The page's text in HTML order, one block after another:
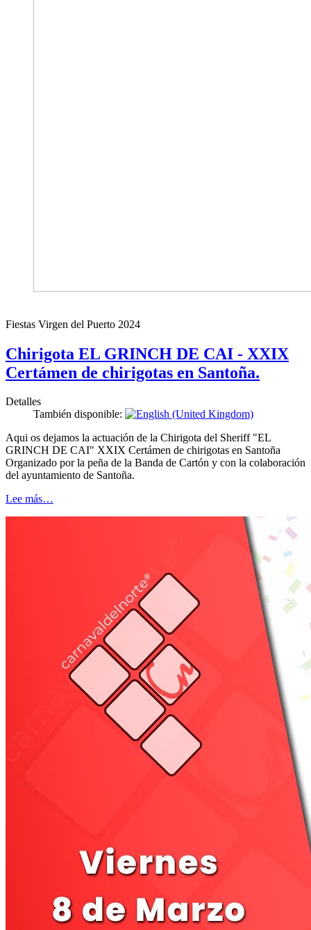
Fiestas Virgen del Puerto 2024
Chirigota EL GRINCH DE CAI - XXIX
Certámen de chirigotas en Santoña.
Detalles
También disponible:
Aqui os dejamos la actuación de la Chirigota del Sheriff "EL
GRINCH DE CAI" XXIX Certámen de chirigotas en Santoña
Organizado por la peña de la Banda de Cartón y con la colaboración
del ayuntamiento de Santoña.
Lee más…